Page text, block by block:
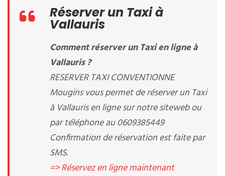
Réserver un Taxi à
Vallauris
Comment réserver un Taxi en ligne à
Vallauris ?
RESERVER TAXI CONVENTIONNE
Mougins vous permet de réserver un Taxi
à Vallauris en ligne sur notre siteweb ou
par téléphone au 0609385449
Confirmation de réservation est faite par
SMS.
=> Réservez en ligne maintenant